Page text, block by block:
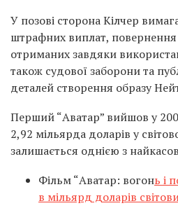
У позові сторона Кілчер
штрафних виплат, повернення
отриманих завдяки
також судової заборони та
деталей створення образу
Перший “Аватар” вийшов у
2,92 мільярда доларів у
залишається однією з
Фільм “Аватар: вогонь і
в мільярд доларів